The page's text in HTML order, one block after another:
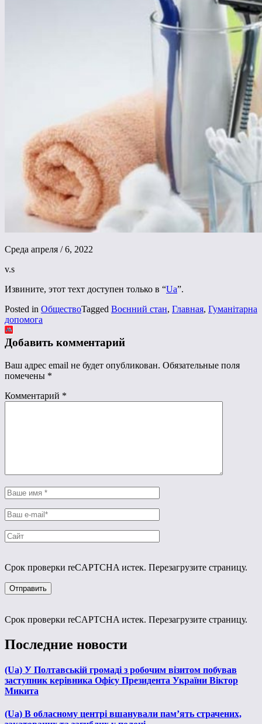
Среда апреля / 6, 2022
v.s
Извините, этот техт доступен только в “Ua”.
Posted in ОбществоTagged Воєнний стан, Главная, Гуманітарна
допомога
Добавить комментарий
Ваш адрес email не будет опубликован. Обязательные поля
помечены *
Комментарий *
Срок проверки reCAPTCHA истек. Перезагрузите страницу.
Срок проверки reCAPTCHA истек. Перезагрузите страницу.
Последние новости
(Ua) У Полтавській громаді з робочим візитом побував
заступник керівника Офісу Президента України Віктор
Микита
(Ua) В обласному центрі вшанували пам’ять страчених,